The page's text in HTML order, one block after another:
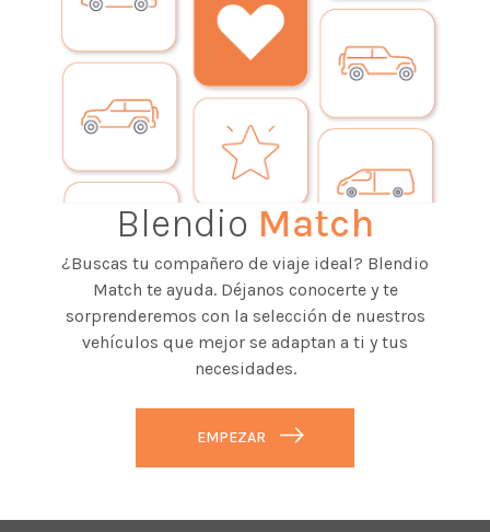
Blendio Match
¿Buscas tu compañero de viaje ideal? Blendio
Match te ayuda. Déjanos conocerte y te
sorprenderemos con la selección de nuestros
vehículos que mejor se adaptan a ti y tus
necesidades.
EMPEZAR